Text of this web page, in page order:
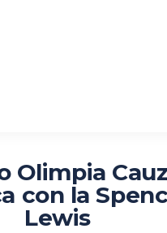
Olimpia
con la
Lewis